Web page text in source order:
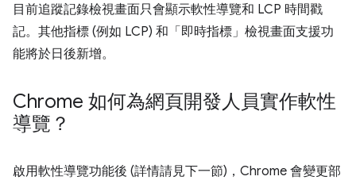
目前追蹤記錄檢視畫面只會顯示軟性導覽和 LCP 時間戳
記。其他指標 (例如 LCP) 和「即時指標」 檢視畫面支援功
能將於日後新增。
Chrome 如何為網頁開發人員實作軟性
導覽？
啟用軟性導覽功能後 (詳情請見下一節)，Chrome 會變更部